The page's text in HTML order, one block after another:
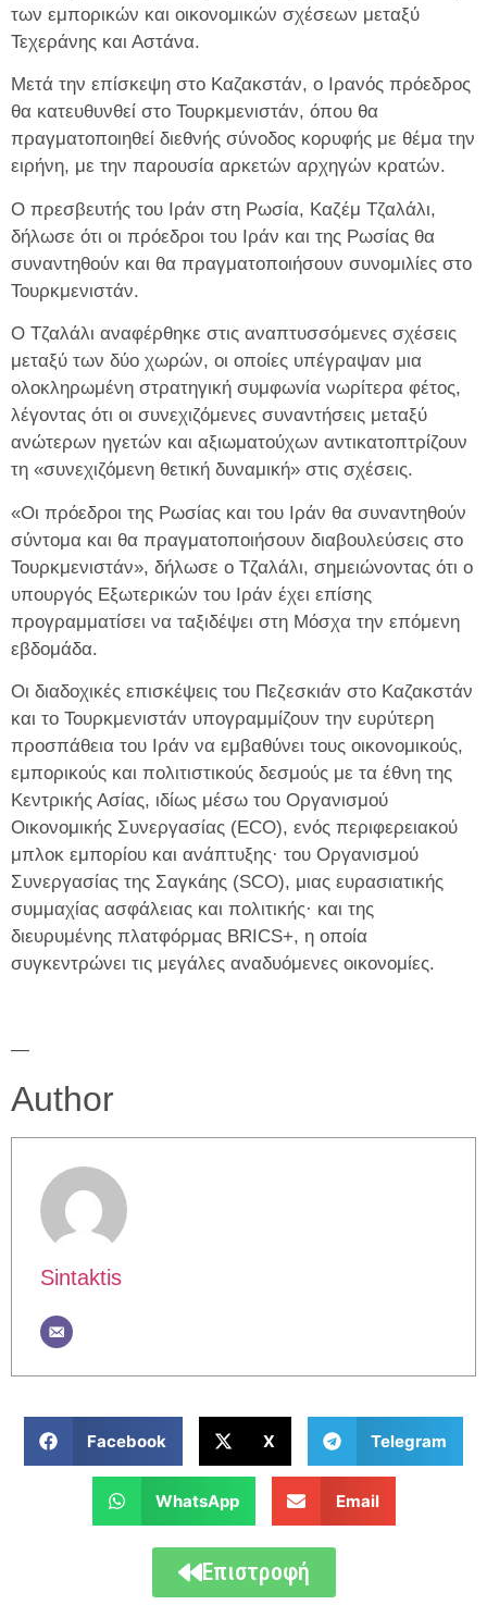
των εμπορικών και οικονομικών σχέσεων μεταξύ
Τεχεράνης και Αστάνα.
Μετά την επίσκεψη στο Καζακστάν, ο Ιρανός πρόεδρος
θα κατευθυνθεί στο Τουρκμενιστάν, όπου θα
πραγματοποιηθεί διεθνής σύνοδος κορυφής με θέμα την
ειρήνη, με την παρουσία αρκετών αρχηγών κρατών.
Ο πρεσβευτής του Ιράν στη Ρωσία, Καζέμ Τζαλάλι,
δήλωσε ότι οι πρόεδροι του Ιράν και της Ρωσίας θα
συναντηθούν και θα πραγματοποιήσουν συνομιλίες στο
Τουρκμενιστάν.
Ο Τζαλάλι αναφέρθηκε στις αναπτυσσόμενες σχέσεις
μεταξύ των δύο χωρών, οι οποίες υπέγραψαν μια
ολοκληρωμένη στρατηγική συμφωνία νωρίτερα φέτος,
λέγοντας ότι οι συνεχιζόμενες συναντήσεις μεταξύ
ανώτερων ηγετών και αξιωματούχων αντικατοπτρίζουν
τη «συνεχιζόμενη θετική δυναμική» στις σχέσεις.
«Οι πρόεδροι της Ρωσίας και του Ιράν θα συναντηθούν
σύντομα και θα πραγματοποιήσουν διαβουλεύσεις στο
Τουρκμενιστάν», δήλωσε ο Τζαλάλι, σημειώνοντας ότι ο
υπουργός Εξωτερικών του Ιράν έχει επίσης
προγραμματίσει να ταξιδέψει στη Μόσχα την επόμενη
εβδομάδα.
Οι διαδοχικές επισκέψεις του Πεζεσκιάν στο Καζακστάν
και το Τουρκμενιστάν υπογραμμίζουν την ευρύτερη
προσπάθεια του Ιράν να εμβαθύνει τους οικονομικούς,
εμπορικούς και πολιτιστικούς δεσμούς με τα έθνη της
Κεντρικής Ασίας, ιδίως μέσω του Οργανισμού
Οικονομικής Συνεργασίας (ECO), ενός περιφερειακού
μπλοκ εμπορίου και ανάπτυξης· του Οργανισμού
Συνεργασίας της Σαγκάης (SCO), μιας ευρασιατικής
συμμαχίας ασφάλειας και πολιτικής· και της
διευρυμένης πλατφόρμας BRICS+, η οποία
συγκεντρώνει τις μεγάλες αναδυόμενες οικονομίες.
—
Author
Sintaktis
Facebook X Telegram
WhatsApp Email
Επιστροφή